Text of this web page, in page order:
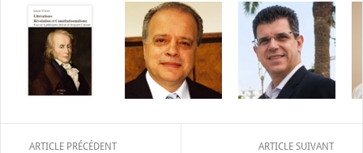
ARTICLE PRÉCÉDENT ARTICLE SUIVANT